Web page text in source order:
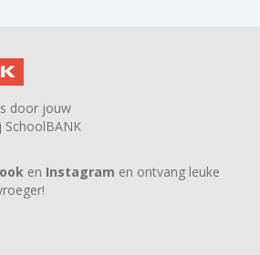
door jouw
en Instagram en ontvang leuke